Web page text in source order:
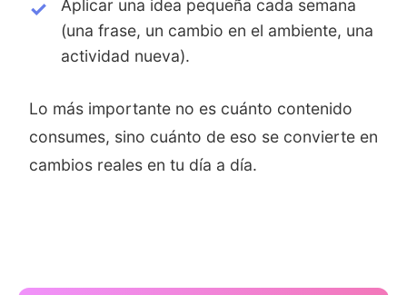
Aplicar una idea pequeña cada semana
(una frase, un cambio en el ambiente, una
actividad nueva).
Lo más importante no es cuánto contenido
consumes, sino cuánto de eso se convierte en
cambios reales en tu día a día.